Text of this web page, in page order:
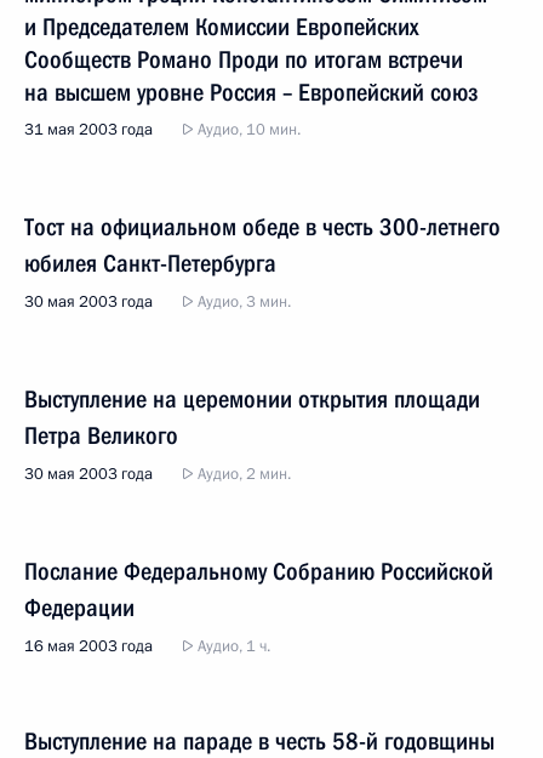
и Председателем Комиссии Европейских
Сообществ Романо Проди по итогам встречи
на высшем уровне Россия – Европейский союз
31 мая 2003 года Аудио, 10 мин.
Тост на официальном обеде в честь 300-летнего
юбилея Санкт-Петербурга
30 мая 2003 года Аудио, 3 мин.
Выступление на церемонии открытия площади
Петра Великого
30 мая 2003 года Аудио, 2 мин.
Послание Федеральному Собранию Российской
Федерации
16 мая 2003 года Аудио, 1 ч.
Выступление на параде в честь 58-й годовщины